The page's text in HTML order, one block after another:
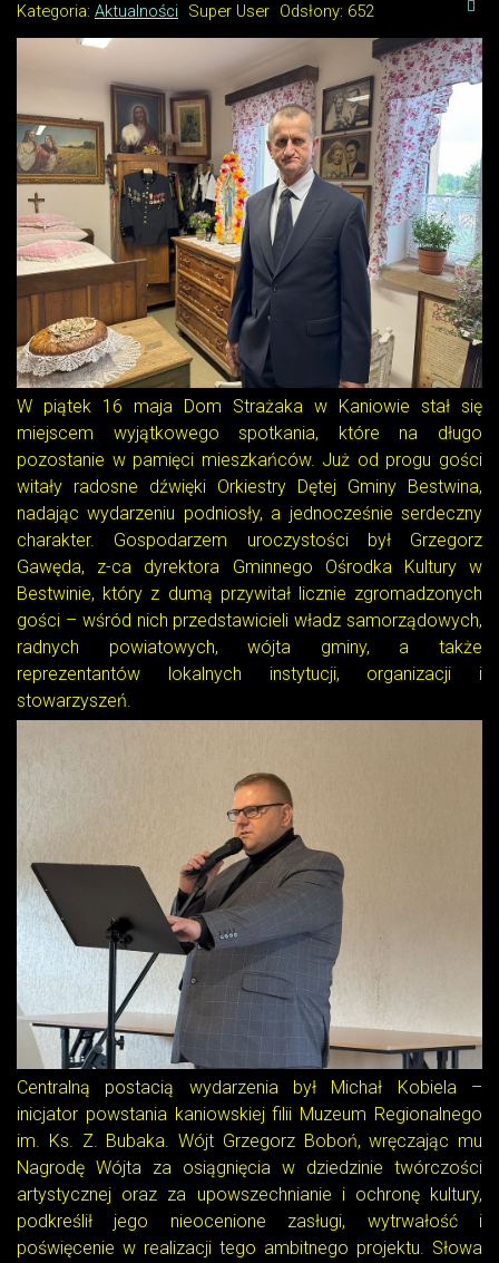
Kategoria: Aktualności Super User Odsłony: 652
W piątek 16 maja Dom Strażaka w Kaniowie stał się
miejscem wyjątkowego spotkania, które na długo
pozostanie w pamięci mieszkańców. Już od progu gości
witały radosne dźwięki Orkiestry Dętej Gminy Bestwina,
nadając wydarzeniu podniosły, a jednocześnie serdeczny
charakter. Gospodarzem uroczystości był Grzegorz
Gawęda, z-ca dyrektora Gminnego Ośrodka Kultury w
Bestwinie, który z dumą przywitał licznie zgromadzonych
gości – wśród nich przedstawicieli władz samorządowych,
radnych powiatowych, wójta gminy, a także
reprezentantów lokalnych instytucji, organizacji i
stowarzyszeń.
Centralną postacią wydarzenia był Michał Kobiela –
inicjator powstania kaniowskiej filii Muzeum Regionalnego
im. Ks. Z. Bubaka. Wójt Grzegorz Boboń, wręczając mu
Nagrodę Wójta za osiągnięcia w dziedzinie twórczości
artystycznej oraz za upowszechnianie i ochronę kultury,
podkreślił jego nieocenione zasługi, wytrwałość i
poświęcenie w realizacji tego ambitnego projektu. Słowa